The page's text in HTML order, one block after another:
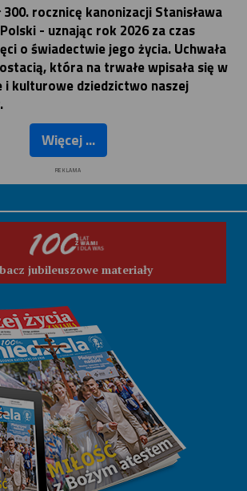
rocznicę kanonizacji Stanisława
- uznając rok 2026 za czas
o świadectwie jego życia. Uchwała
która na trwałe wpisała się w
i kulturowe dziedzictwo naszej
Więcej ...
REKLAMA
jubileuszowe materiały